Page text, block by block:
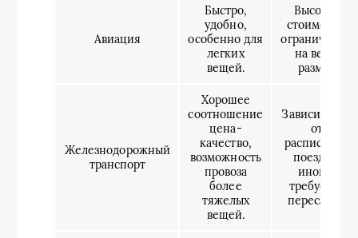
Авиация
Быстро,
удобно,
особенно для
легких
вещей.
Высокая
стоимость,
ограничения
на вес и
размер
Железнодорожный
транспорт
Хорошее
соотношение
цена-
качество,
возможность
провоза
более
тяжелых
вещей.
Зависимость
от
расписания
поездов,
иногда
требуется
пересадка.